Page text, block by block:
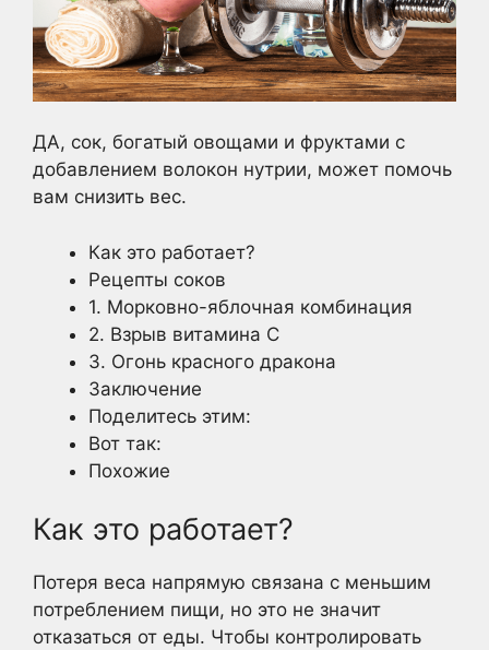
ДА, сок, богатый овощами и фруктами с
добавлением волокон нутрии, может помочь
вам снизить вес.
Как это работает?
Рецепты соков
1. Морковно-яблочная комбинация
2. Взрыв витамина С
3. Огонь красного дракона
Заключение
Поделитесь этим:
Вот так:
Похожие
Как это работает?
Потеря веса напрямую связана с меньшим
потреблением пищи, но это не значит
отказаться от еды. Чтобы контролировать